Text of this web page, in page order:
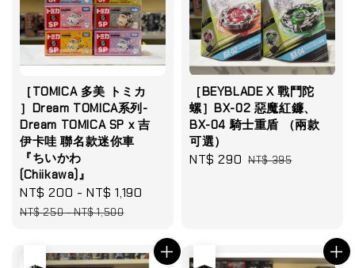
［TOMICA 多美 トミカ
］Dream TOMICA系列-
Dream TOMICA SP x 吉
伊卡哇 聯名款迷你車
『ちいかわ
(Chiikawa)』
Sale
price
NT$ 200 -NT$ 1,190
NT$ 250-NT$ 1,500
［BEYBLADE X 戰鬥陀
螺］BX-02 惡魔紅鐮、
BX-04 騎士重盾 （兩款
可選）
Sale
NT$ 290 Regular
NT$ 395